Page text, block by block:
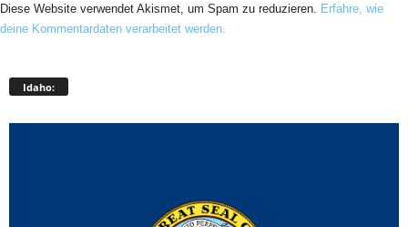
Diese Website verwendet Akismet, um Spam zu reduzieren.
Erfahre, wie
deine Kommentardaten verarbeitet werden.
Idaho: